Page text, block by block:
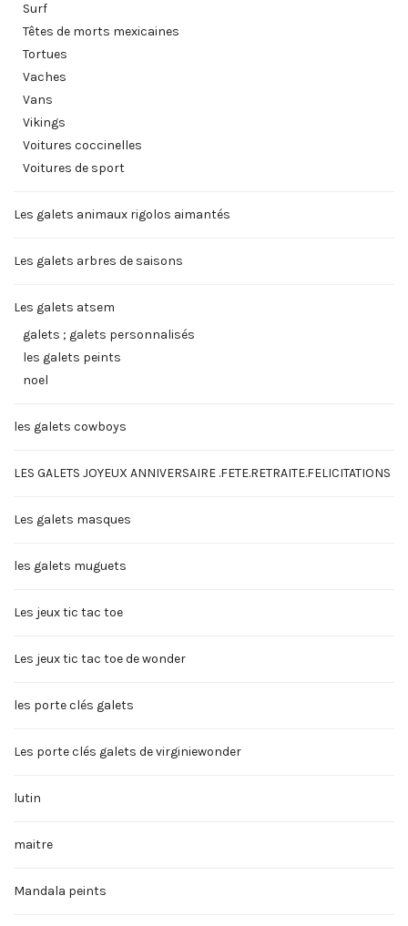
Surf
Têtes de morts mexicaines
Tortues
Vaches
Vans
Vikings
Voitures coccinelles
Voitures de sport
Les galets animaux rigolos aimantés
Les galets arbres de saisons
Les galets atsem
galets ; galets personnalisés
les galets peints
noel
les galets cowboys
LES GALETS JOYEUX ANNIVERSAIRE .FETE.RETRAITE.FELICITATIONS
Les galets masques
les galets muguets
Les jeux tic tac toe
Les jeux tic tac toe de wonder
les porte clés galets
Les porte clés galets de virginiewonder
lutin
maitre
Mandala peints